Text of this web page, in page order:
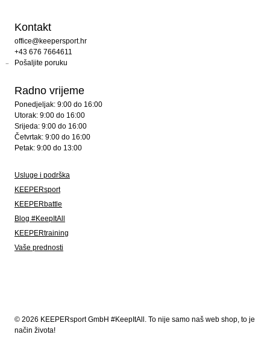
Kontakt
office@keepersport.hr
+43 676 7664611
Pošaljite poruku
Radno vrijeme
Ponedjeljak: 9:00 do 16:00
Utorak: 9:00 do 16:00
Srijeda: 9:00 do 16:00
Četvrtak: 9:00 do 16:00
Petak: 9:00 do 13:00
Usluge i podrška
KEEPERsport
KEEPERbattle
Blog #KeepItAll
KEEPERtraining
Vaše prednosti
© 2026 KEEPERsport GmbH #KeepItAll. To nije samo naš web shop, to je
način života!